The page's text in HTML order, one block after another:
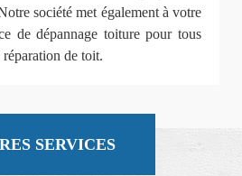
société met également à votre
de dépannage toiture pour tous
réparation de toit.
SERVICES